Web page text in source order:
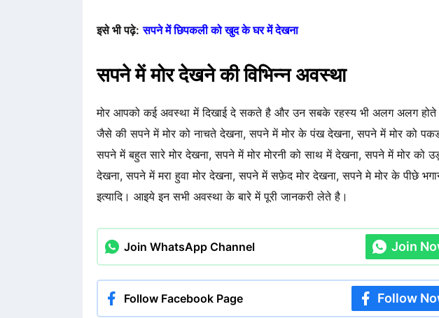
इसे भी पढ़े: सपने में छिपकली को खुद के घर में देखना
सपने में मोर देखने की विभिन्न अवस्था
मोर आपको कई अवस्था में दिखाई दे सकते है और उन सबके रहस्य भी अलग अलग होते
जैसे की सपने में मोर को नाचते देखना, सपने में मोर के पंख देखना, सपने में मोर को
सपने में बहुत सारे मोर देखना, सपने में मोर मोरनी को साथ में देखना, सपने में मोर को
देखना, सपने में मरा हुवा मोर देखना, सपने में सफ़ेद मोर देखना, सपने मे मोर के पीछे
इत्यादि। आइये इन सभी अवस्था के बारे में पूरी जानकरी लेते है।
Join WhatsApp Channel Join
Follow Facebook Page Follow